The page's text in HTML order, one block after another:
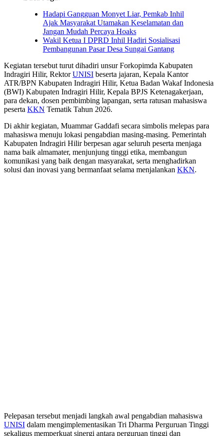
Hadapi Gangguan Monyet Liar, Pemkab Inhil
Ajak Masyarakat Utamakan Keselamatan dan
Jangan Mudah Percaya Hoaks
Wakil Ketua I DPRD Inhil Hadiri Sosialisasi
Pembangunan Pasar Desa Sungai Gantang
Kegiatan tersebut turut dihadiri unsur Forkopimda Kabupaten
Indragiri Hilir, RektorUNISI beserta jajaran, Kepala Kantor
ATR/BPN Kabupaten Indragiri Hilir, Ketua Badan Wakaf Indonesia
(BWI) Kabupaten Indragiri Hilir, Kepala BPJS Ketenagakerjaan,
para dekan, dosen pembimbing lapangan, serta ratusan mahasiswa
peserta KKN Tematik Tahun 2026.
Di akhir kegiatan, Muammar Gaddafi secara simbolis melepas para
mahasiswa menuju lokasi pengabdian masing-masing. Pemerintah
Kabupaten Indragiri Hilir berpesan agar seluruh peserta menjaga
nama baik almamater, menjunjung tinggi etika, membangun
komunikasi yang baik dengan masyarakat, serta menghadirkan
solusi dan inovasi yang bermanfaat selama menjalankan KKN.
Pelepasan tersebut menjadi langkah awal pengabdian mahasiswa
UNISI dalam mengimplementasikan Tri Dharma Perguruan Tinggi
sekaligus memperkuat sinergi antara perguruan tinggi dan